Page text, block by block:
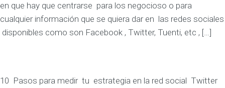
en que hay que centrarse para los negocioso o para
cualquier información que se quiera dar en las redes sociales
disponibles como son Facebook , Twitter, Tuenti, etc , […]
10 Pasos para medir tu estrategia en la red social Twitter